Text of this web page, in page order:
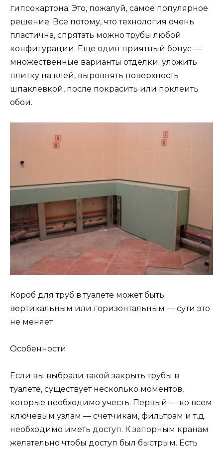
гипсокартона. Это, пожалуй, самое популярное
решение. Все потому, что технология очень
пластична, спрятать можно трубы любой
конфигурации. Еще один приятный бонус —
множественные варианты отделки: уложить
плитку на клей, выровнять поверхность
шпаклевкой, после покрасить или поклеить
обои.
Короб для труб в туалете может быть
вертикальным или горизонтальным — сути это
не меняет
Особенности
Если вы выбрали такой закрыть трубы в
туалете, существует несколько моментов,
которые необходимо учесть. Первый — ко всем
ключевым узлам — счетчикам, фильтрам и т.д.
необходимо иметь доступ. К запорным кранам
желательно чтобы доступ был быстрым. Есть